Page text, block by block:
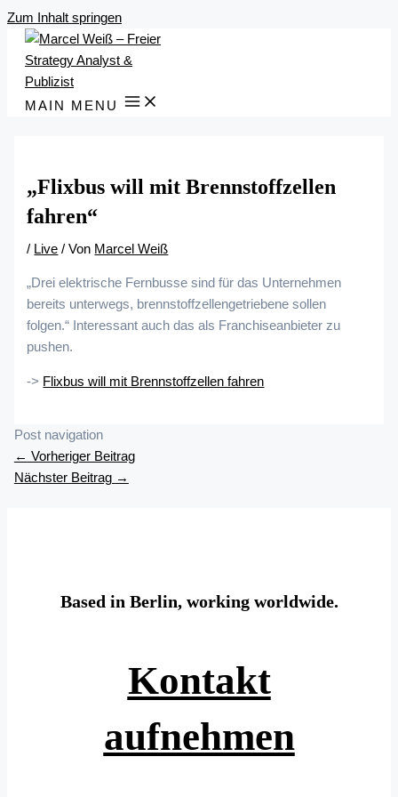
Zum Inhalt springen
MAIN MENU
„Flixbus will mit Brennstoffzellen
fahren“
/ Live / Von Marcel Weiß
„Drei elektrische Fernbusse sind für das Unternehmen
bereits unterwegs, brennstoffzellengetriebene sollen
folgen.“ Interessant auch das als Franchiseanbieter zu
pushen.
-> Flixbus will mit Brennstoffzellen fahren
Post navigation
← Vorheriger Beitrag
Nächster Beitrag →
Based in Berlin, working worldwide.
Kontakt
aufnehmen